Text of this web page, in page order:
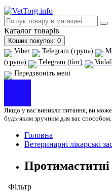
Каталог товарів
Кошик покупок: 0
Viber
Telegram (група)
(група)
Telegram (бот)
Передзвоніть мені
Якщо у вас виникли питання, ви
будь-яким зручним для вас способом.
Головна
Ветеринарні лікарські
Фільтр